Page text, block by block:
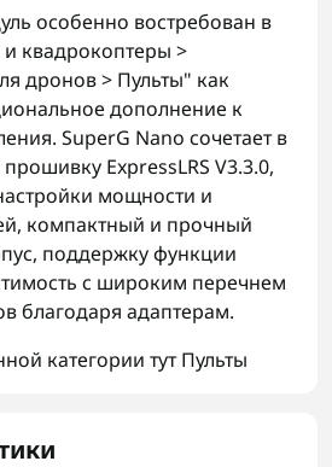
особенно востребован в
квадрокоптеры >
дронов > Пульты" как
дополнение к
SuperG Nano сочетает в
ExpressLRS V3.3.0,
мощности и
компактный и прочный
поддержку функции
с широким перечнем
благодаря адаптерам.
категории тутПульты